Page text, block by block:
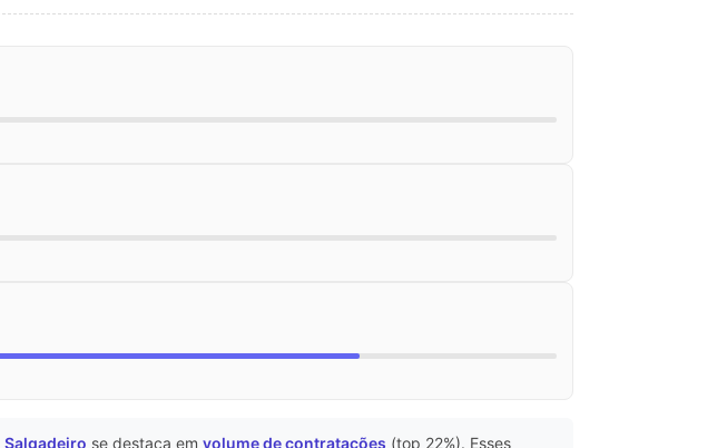
Salgadeiro se destaca em volume de contratações (top 22%). Esses